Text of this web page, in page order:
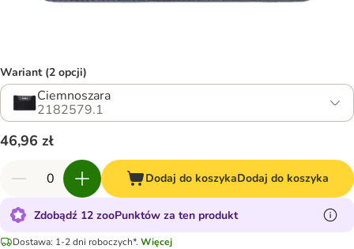
Wariant (2 opcji)
Ciemnoszara
2182579.1
46,96 zł
Dodaj do koszykaDodaj do koszyka
Zdobądź 12 zooPunktów za ten produkt
Dostawa: 1-2 dni roboczych*. Więcej